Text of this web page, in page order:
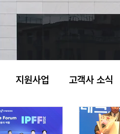
지원사업 고객사 소식